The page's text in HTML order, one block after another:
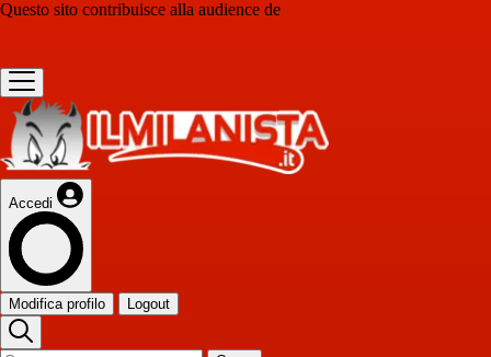
Questo sito contribuisce alla audience de
Accedi
Modifica profilo Logout